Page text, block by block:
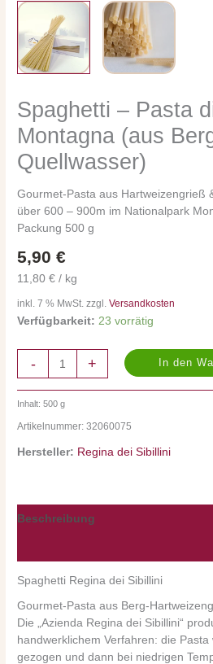
Spaghetti – Pasta
Montagna (aus
Quellwasser)
Gourmet-Pasta aus Hartweizengrieß
über 600 – 900m im Nationalpark
Packung 500 g
5,90€
11,80 € / kg
inkl. 7 % MwSt. zzgl.Versandkosten
Verfügbarkeit: 23 vorrätig
-
Spaghetti
-
Pasta
di
Montagna
(aus
Bergweizen
&
Menge
+ In den
Inhalt: 500g
Artikelnummer:32060075
Hersteller: Regina dei Sibillini
Beschreibung
Spaghetti Regina dei Sibillini
Gourmet-Pasta aus Berg-
Die „Azienda Regina dei Sibillini“
handwerklichem Verfahren: die
gezogen und dann bei niedrigen